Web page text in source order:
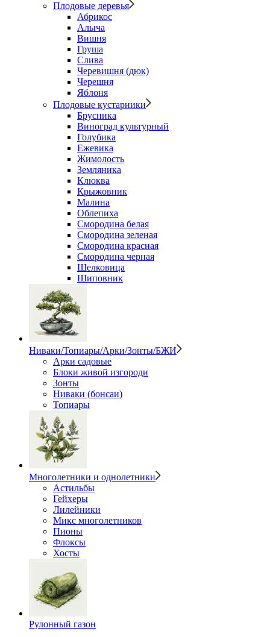
Плодовые деревья
Абрикос
Алыча
Вишня
Груша
Слива
Черевишня (дюк)
Черешня
Яблоня
Плодовые кустарники
Брусника
Виноград культурный
Голубика
Ежевика
Жимолость
Земляника
Клюква
Крыжовник
Малина
Облепиха
Смородина белая
Смородина зеленая
Смородина красная
Смородина черная
Шелковица
Шиповник
Ниваки/Топиары/Арки/Зонты/БЖИ
Арки садовые
Блоки живой изгороди
Зонты
Ниваки (бонсаи)
Топиары
Многолетники и однолетники
Астильбы
Гейхеры
Лилейники
Микс многолетников
Пионы
Флоксы
Хосты
Рулонный газон